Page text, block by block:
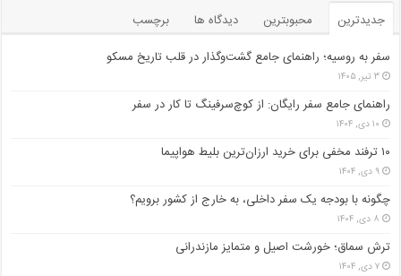
جدیدترین محبوبترین دیدگاه ها
برچسب
سفر به روسیه؛ راهنمای جامع گشت‌وگذار در قلب تاریخ مسکو
۳ تیر, ۱۴۰۵
راهنمای جامع سفر رایگان: از کوچ‌سرفینگ تا کار در سفر
۱۰ دی, ۱۴۰۴
۱۰ ترفند مخفی برای خرید ارزان‌ترین بلیط هواپیما
۹ دی, ۱۴۰۴
چگونه با بودجه یک سفر داخلی، به خارج از کشور برویم؟
۸ دی, ۱۴۰۴
ترش سماق؛ خورشت اصیل و متمایز مازندرانی
۷ دی, ۱۴۰۴